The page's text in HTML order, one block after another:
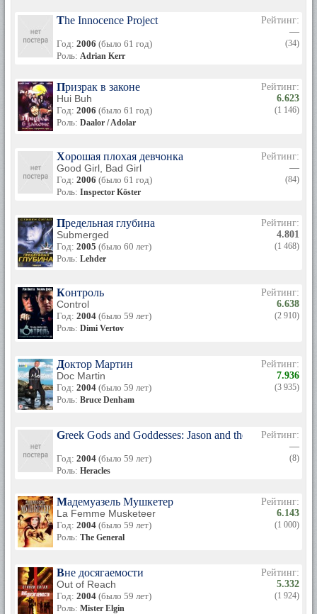
The Innocence Project
Год: 2006 (было 61 год)
Роль: Adrian Kerr
Рейтинг:
—
(34)
Призрак в законе
Hui Buh
Год: 2006 (было 61 год)
Роль: Daalor / Adolar
Рейтинг:
6.623
(1 146)
Хорошая плохая девчонка
Good Girl, Bad Girl
Год: 2006 (было 61 год)
Роль: Inspector Köster
Рейтинг:
—
(84)
Предельная глубина
Submerged
Год: 2005 (было 60 лет)
Роль: Lehder
Рейтинг:
4.801
(1 468)
Контроль
Control
Год: 2004 (было 59 лет)
Роль: Dimi Vertov
Рейтинг:
6.638
(2 910)
Доктор Мартин
Doc Martin
Год: 2004 (было 59 лет)
Роль: Bruce Denham
Рейтинг:
7.936
(3 935)
Greek Gods and Goddesses: Jason and the Argonauts
Год: 2004 (было 59 лет)
Роль: Heracles
Рейтинг:
—
(8)
Мадемуазель Мушкетер
La Femme Musketeer
Год: 2004 (было 59 лет)
Роль: The General
Рейтинг:
6.143
(1 000)
Вне досягаемости
Out of Reach
Год: 2004 (было 59 лет)
Роль: Mister Elgin
Рейтинг:
5.332
(1 924)